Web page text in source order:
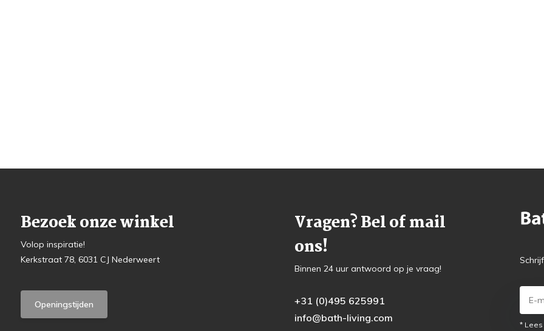
Bezoek onze winkel
Volop inspiratie!
Kerkstraat 78, 6031 CJ Nederweert
Openingstijden
Vragen? Bel of mail
ons!
Binnen 24 uur antwoord op je vraag!
+31 (0)495 625991
info@bath-living.com
*